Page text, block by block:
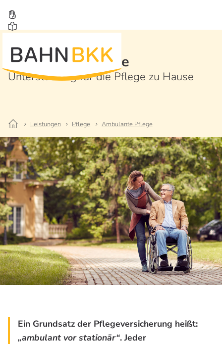
Ambulante Pflege
Unterstützung für die Pflege zu Hause
Leistungen Pflege Ambulante Pflege
Ein Grundsatz der Pflegeversicherung heißt:
„ambulant vor stationär“. Jeder